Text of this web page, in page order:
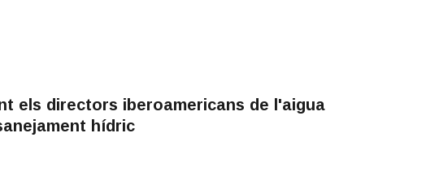
els directors iberoamericans de l'aigua
hídric